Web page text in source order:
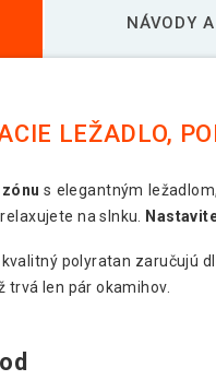
NÁVODY
LEŽADLO,
s elegantným
na slnku.
polyratan zaručujú
trvá len pár okamihov.